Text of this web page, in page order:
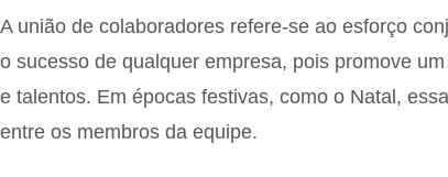
A união de colaboradores refere-se ao esforço
o sucesso de qualquer empresa, pois promove
e talentos. Em épocas festivas, como o Natal,
entre os membros da equipe.